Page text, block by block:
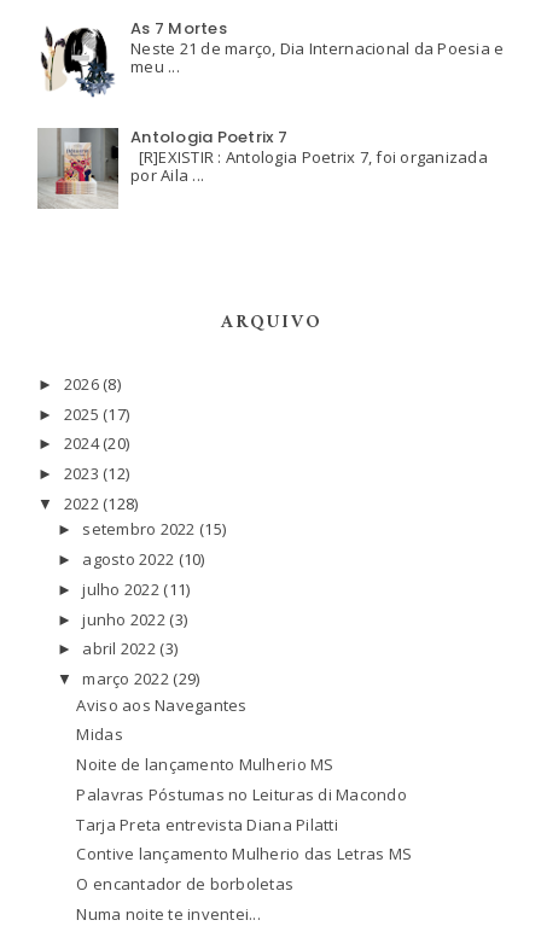
As 7 Mortes
Neste 21 de março, Dia Internacional da Poesia e
meu ...
Antologia Poetrix 7
[R]EXISTIR : Antologia Poetrix 7, foi organizada
por Aila ...
ARQUIVO
► 2026 (8)
► 2025 (17)
► 2024(20)
► 2023 (12)
▼ 2022 (128)
► setembro 2022 (15)
► agosto 2022 (10)
►julho 2022 (11)
►junho 2022 (3)
► abril 2022 (3)
▼março 2022 (29)
Aviso aos Navegantes
Midas
Noite de lançamento Mulherio MS
Palavras Póstumas no Leituras di Macondo
Tarja Preta entrevista Diana Pilatti
Contive lançamento Mulherio das Letras MS
O encantador de borboletas
Numa noite te inventei...